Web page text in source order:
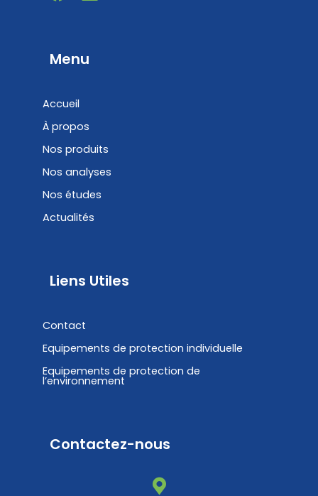
b
o
e
Menu
Accueil
À propos
Nos produits
Nos analyses
Nos études
Actualités
Liens Utiles
Contact
Equipements de protection individuelle
Equipements de protection de
l’environnement
Contactez-nous